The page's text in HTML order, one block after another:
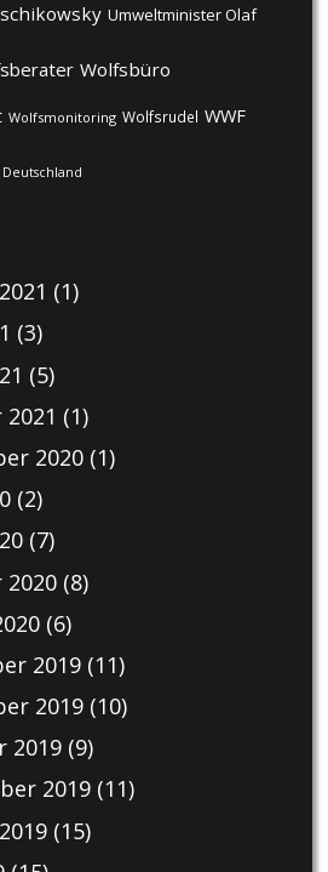
Umweltminister Olaf
Wolfsbüro
Wolfsmonitoring Wolfsrudel WWF
(1)
(3)
(5)
(1)
2020(1)
(2)
(7)
2020(8)
(6)
2019(11)
2019(10)
2019(9)
2019(11)
(15)